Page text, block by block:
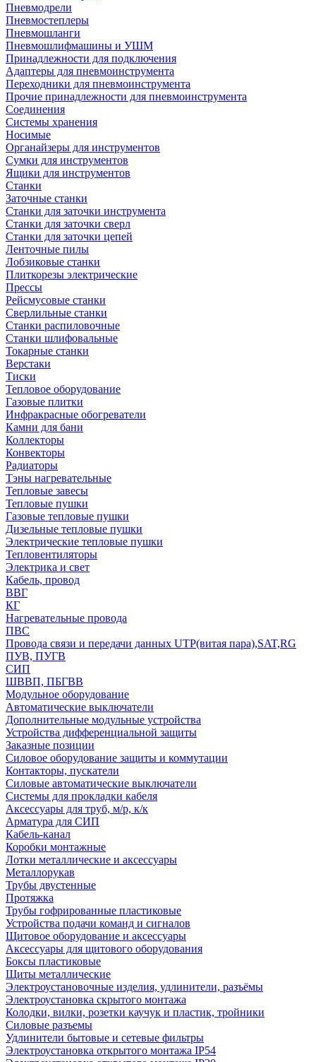
Пневмодрели
Пневмостеплеры
Пневмошланги
Пневмошлифмашины и УШМ
Принадлежности для подключения
Адаптеры для пневмоинструмента
Переходники для пневмоинструмента
Прочие принадлежности для пневмоинструмента
Соединения
Системы хранения
Носимые
Органайзеры для инструментов
Сумки для инструментов
Ящики для инструментов
Станки
Заточные станки
Станки для заточки инструмента
Станки для заточки сверл
Станки для заточки цепей
Ленточные пилы
Лобзиковые станки
Плиткорезы электрические
Прессы
Рейсмусовые станки
Сверлильные станки
Станки распиловочные
Станки шлифовальные
Токарные станки
Верстаки
Тиски
Тепловое оборудование
Газовые плитки
Инфракрасные обогреватели
Камни для бани
Коллекторы
Конвекторы
Радиаторы
Тэны нагревательные
Тепловые завесы
Тепловые пушки
Газовые тепловые пушки
Дизельные тепловые пушки
Электрические тепловые пушки
Тепловентиляторы
Электрика и свет
Кабель, провод
ВВГ
КГ
Нагревательные провода
ПВС
Провода связи и передачи данных UTP(витая пара),SAT,RG
ПУВ, ПУГВ
СИП
ШВВП, ПБГВВ
Модульное оборудование
Автоматические выключатели
Дополнительные модульные устройства
Устройства дифференциальной защиты
Заказные позиции
Силовое оборудование защиты и коммутации
Контакторы, пускатели
Силовые автоматические выключатели
Системы для прокладки кабеля
Аксессуары для труб, м/р, к/к
Арматура для СИП
Кабель-канал
Коробки монтажные
Лотки металлические и аксессуары
Металлорукав
Трубы двустенные
Протяжка
Трубы гофрированные пластиковые
Устройства подачи команд и сигналов
Щитовое оборудование и аксессуары
Аксессуары для щитового оборудования
Боксы пластиковые
Щиты металлические
Электроустановочные изделия, удлинители, разъёмы
Электроустановка скрытого монтажа
Колодки, вилки, розетки каучук и пластик, тройники
Силовые разъемы
Удлинители бытовые и сетевые фильтры
Электроустановка открытого монтажа IP54